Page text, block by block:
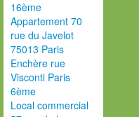
16ème
Appartement 70
rue du Javelot
75013 Paris
Enchère rue
Visconti Paris
6ème
Local commercial